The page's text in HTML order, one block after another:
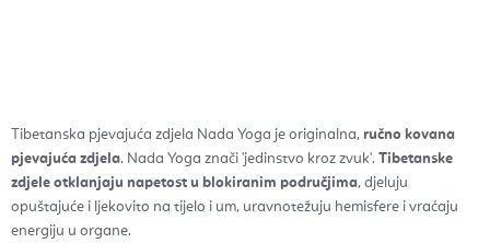
Tibetanska pjevajuća zdjela Nada Yoga je originalna, ručno kovana
pjevajuća zdjela. Nada Yoga znači 'jedinstvo kroz zvuk'. Tibetanske
zdjele otklanjaju napetost u blokiranim područjima, djeluju
opuštajuće i ljekovito na tijelo i um, uravnotežuju hemisfere i vraćaju
energiju u organe.